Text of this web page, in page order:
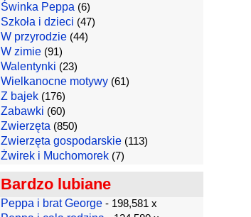
Świnka Peppa (6)
Szkoła i dzieci (47)
W przyrodzie(44)
W zimie(91)
Walentynki (23)
Wielkanocne motywy(61)
Z bajek(176)
Zabawki (60)
Zwierzęta (850)
Zwierzęta gospodarskie(113)
Żwirek i Muchomorek(7)
Bardzo lubiane
Peppa i brat George- 198,581 x